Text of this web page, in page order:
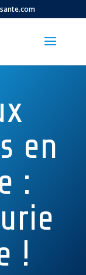
en
:
!